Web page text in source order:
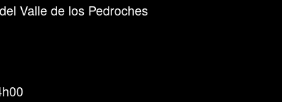
Valle de los Pedroches